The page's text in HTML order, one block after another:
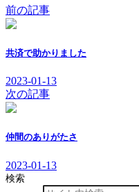
前の記事
共済で助かりました
2023-01-13
次の記事
仲間のありがたさ
2023-01-13
検索